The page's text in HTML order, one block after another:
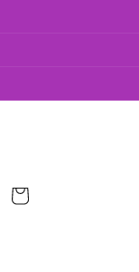
Carrello